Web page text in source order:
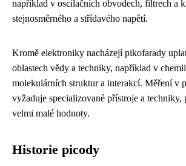
například v oscilačních obvodech, filtrech a
stejnosměrného a střídavého napětí.
Kromě elektroniky nacházejí pikofarady
oblastech vědy a techniky, například v
molekulárních struktur a interakcí. Měření v
vyžaduje specializované přístroje a techniky,
velmi malé hodnoty.
Historie picody